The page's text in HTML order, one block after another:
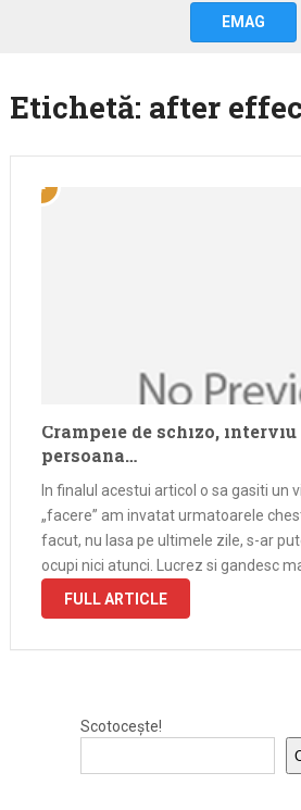
EMAG
Etichetă: after
Crampeie de schizo,
persoana…
In finalul acestui articol o sa gasiti un
„facere” am invatat urmatoarele
facut, nu lasa pe ultimele zile, s-ar
ocupi nici atunci. Lucrez si gandesc
FULL ARTICLE
Scotocește!